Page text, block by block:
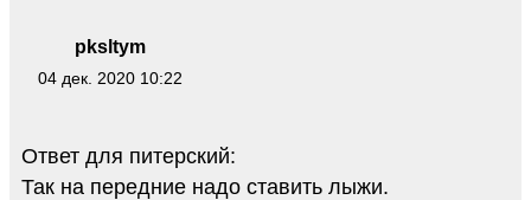
pksltym
04 дек. 2020 10:22
Ответ для питерский:
Так на передние надо ставить лыжи.